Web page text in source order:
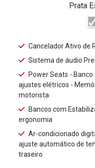
Prata
Cancelador Ativo de
Sistema de áudio
Power Seats -
ajustes elétricos -
motorista
Bancos com
ergonomia
Ar-condicionado
ajuste automático de
traseiro